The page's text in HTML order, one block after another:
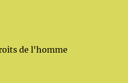
de l'homme